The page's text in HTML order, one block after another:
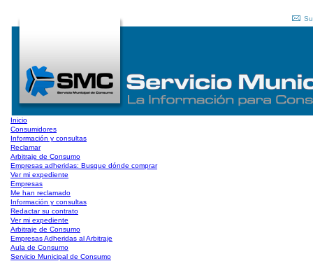
Inicio
Consumidores
Información y consultas
Reclamar
Arbitraje de Consumo
Empresas adheridas: Busque dónde comprar
Ver mi expediente
Empresas
Me han reclamado
Información y consultas
Redactar su contrato
Ver mi expediente
Arbitraje de Consumo
Empresas Adheridas al Arbitraje
Aula de Consumo
Servicio Municipal de Consumo